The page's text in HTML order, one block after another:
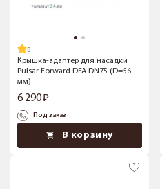
Крышка-адаптер для насадки
Pulsar Forward DFA DN75 (D=56
мм)
6 290
Под заказ
В корзину